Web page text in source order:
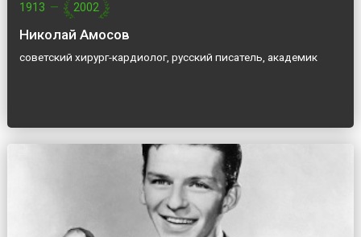
1913 — 2002
Николай Амосов
советский хирург-кардиолог, русский писатель, академик